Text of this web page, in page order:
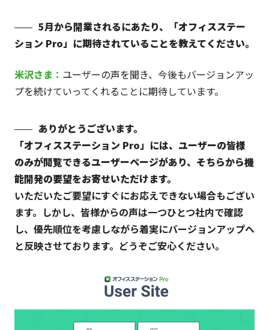
5月から開業されるにあたり、「オフィスステー
ション Pro」に期待されていることを教えてください。
米沢さま ： ユーザーの声を聞き、今後もバージョンアッ
プを続けていってくれることに期待しています。
ありがとうございます。
「オフィスステーション Pro」には、ユーザーの皆様
のみが閲覧できるユーザーページがあり、そちらから機
能開発の要望をお寄せいただけます。
いただいたご要望にすぐにお応えできない場合もござい
ます。しかし、皆様からの声は一つひとつ社内で確認
し、優先順位を考慮しながら着実にバージョンアップへ
と反映させております。どうぞご安心ください。